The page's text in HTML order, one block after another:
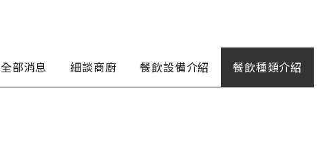
全部消息 細談商廚 餐飲設備介紹 餐飲種類介紹